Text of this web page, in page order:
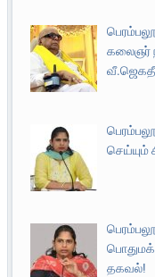
கலைஞர்
செய்யும்
தகவல்!